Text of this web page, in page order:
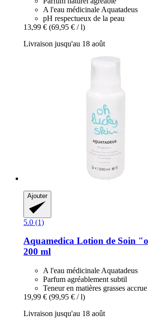
A l'eau médicinale Aquatadeus
pH respectueux de la peau
13,99 € (69,95 € / l)
Livraison jusqu'au 18 août
Ajouter
5.0 (1)
Aquamedica Lotion de Soin
200 ml
A l'eau médicinale Aquatadeus
Parfum agréablement subtil
Teneur en matières grasses accrue
19,99 € (99,95 € / l)
Livraison jusqu'au 18 août